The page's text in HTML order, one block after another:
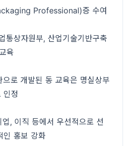
Professional)증 수여
통상자원부, 산업기술기반구축
육
로 개발된 동 교육은 명실상부
인정
, 이직 등에서 우선적으로 선
인 홍보 강화